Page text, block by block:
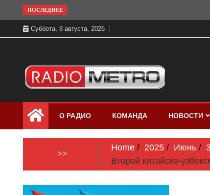
to
content
ПОСЛЕДНЕЕ
Суббота, 8 августа, 2026
Радио МЕТРО
бесплатно в хорошем качестве Санкт-
Петербург и Россия
О РАДИО КОМАНДА НОВОСТИ
>>
Home 2025 Июнь
Второй китайско-